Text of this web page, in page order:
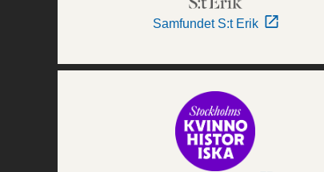
Samfundet S:t Erik